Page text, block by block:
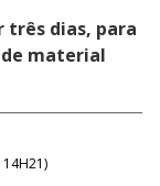
três dias, para
de material
)